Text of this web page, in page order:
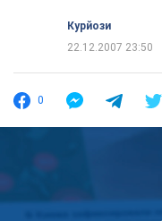
Курйози
22.12.2007 23:50
0